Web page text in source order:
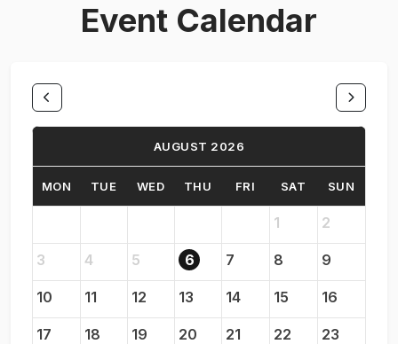
Event Calendar
AUGUST 2026
MON TUE WED THU FRI SAT SUN
1 2
3 4 5 6 7 8 9
10 11 12 13 14 15 16
17 18 19 20 21 22 23